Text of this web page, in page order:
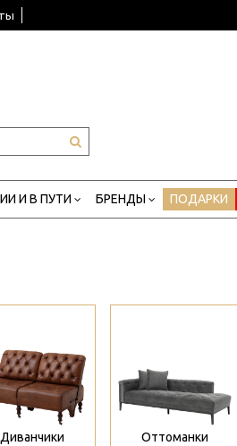
И В ПУТИ БРЕНДЫ ПОДАРКИ
Диванчики Оттоманки